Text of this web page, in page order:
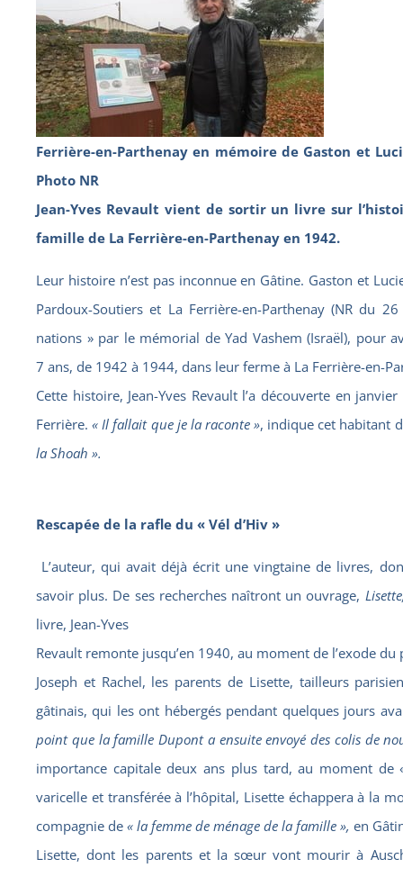
Ferrière-en-Parthenay en mémoire de Gaston et
Photo NR
Jean-Yves Revault vient de sortir un livre sur
famille de La Ferrière-en-Parthenay en 1942.
Leur histoire n’est pas inconnue en Gâtine. Gaston et
Pardoux-Soutiers et La Ferrière-en-Parthenay (NR du
nations » par le mémorial de Yad Vashem (Israël), pour
7 ans, de 1942 à 1944, dans leur ferme à La Ferrière-en-
Cette histoire, Jean-Yves Revault l’a découverte en
Ferrière.« Il fallait que je la raconte », indique cet habitant
la Shoah ».
Rescapée de la rafle du « Vél d’Hiv »
L’auteur, qui avait déjà écrit une vingtaine de livres,
savoir plus. De ses recherches naîtront un ouvrage,
livre, Jean-Yves
Revault remonte jusqu’en 1940, au moment de l’exode
Joseph et Rachel, les parents de Lisette, tailleurs
gâtinais, qui les ont hébergés pendant quelques jours
point que la famille Dupont a ensuite envoyé des colis de
importance capitale deux ans plus tard, au moment
varicelle et transférée à l’hôpital, Lisette échappera à la
compagnie de « la femme de ménage de la famille », en
Lisette, dont les parents et la sœur vont mourir à